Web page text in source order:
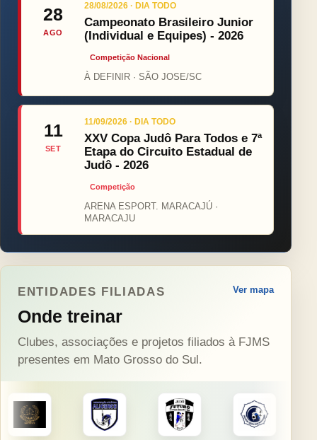
28
AGO
28/08/2026 · DIA TODO
Campeonato Brasileiro Junior
(Individual e Equipes) - 2026
Competição Nacional
À DEFINIR · SÃO JOSE/SC
11
SET
11/09/2026 · DIA TODO
XXV Copa Judô Para Todos e 7ª
Etapa do Circuito Estadual de
Judô - 2026
Competição
ARENA ESPORT. MARACAJÚ ·
MARACAJU
ENTIDADES FILIADAS
Onde treinar
Ver mapa
Clubes, associações e projetos filiados à FJMS
presentes em Mato Grosso do Sul.